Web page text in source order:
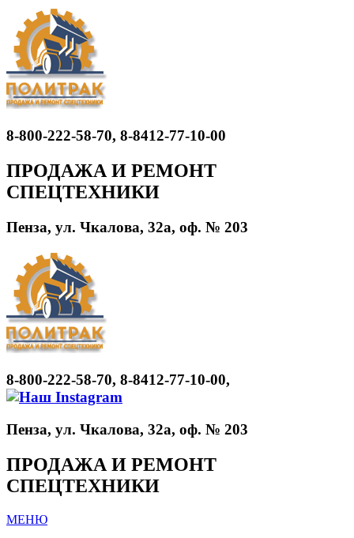
8-800-222-58-70, 8-8412-77-10-00
ПРОДАЖА И РЕМОНТ
СПЕЦТЕХНИКИ
Пенза, ул. Чкалова, 32а, оф. № 203
8-800-222-58-70, 8-8412-77-10-00,
Пенза, ул. Чкалова, 32а, оф. № 203
ПРОДАЖА И РЕМОНТ
СПЕЦТЕХНИКИ
МЕНЮ